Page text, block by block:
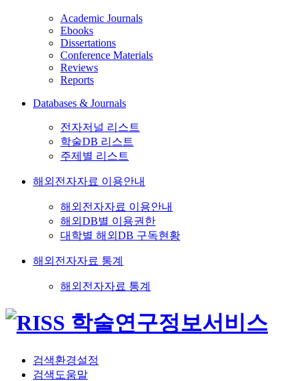
Academic Journals
Ebooks
Dissertations
Conference Materials
Reviews
Reports
Databases & Journals
전자저널 리스트
학술DB 리스트
주제별 리스트
해외전자자료 이용안내
해외전자자료 이용안내
해외DB별 이용권한
대학별 해외DB 구독현황
해외전자자료 통계
해외전자자료 통계
검색환경설정
검색도움말